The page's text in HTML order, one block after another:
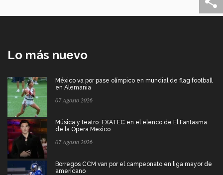
Lo más nuevo
México va por pase olímpico en mundial de flag football
en Alemania
07 Agosto 2026
Música y teatro: EXATEC en el elenco de El Fantasma
de la Ópera Mexico
07 Agosto 2026
Borregos CCM van por el campeonato en liga mayor de
americano